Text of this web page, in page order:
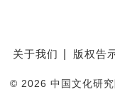
关于我们 版权告
© 2026 中国文化研